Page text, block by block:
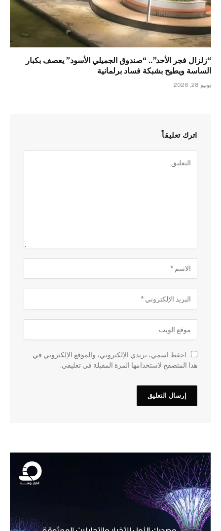
“زلزال فجر الأحد”.. “صندوق الجميلي الأسود” يعصف بكبار
الساسة ويطيح بشبكة فساد برلمانية
يونيو 28, 2026
اترك تعليقاً
احفظ اسمي، بريدي الإلكتروني، والموقع الإلكتروني في
هذا المتصفح لاستخدامها المرة المقبلة في تعليقي.